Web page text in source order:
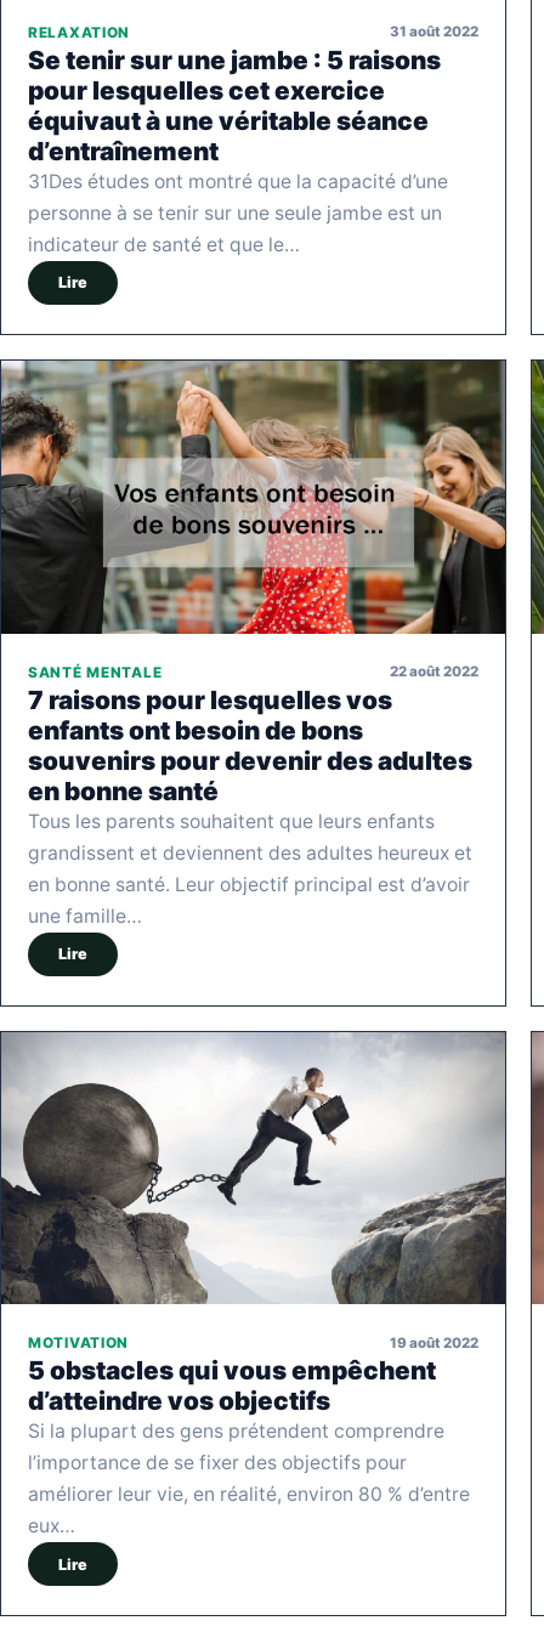
RELAXATION 31 août 2022
Se tenir sur une jambe : 5 raisons
pour lesquelles cet exercice
équivaut à une véritable séance
d’entraînement
31Des études ont montré que la capacité d’une
personne à se tenir sur une seule jambe est un
indicateur de santé et que le…
Lire
SANTÉ MENTALE 22 août 2022
7 raisons pour lesquelles vos
enfants ont besoin de bons
souvenirs pour devenir des adultes
en bonne santé
Tous les parents souhaitent que leurs enfants
grandissent et deviennent des adultes heureux et
en bonne santé. Leur objectif principal est d’avoir
une famille…
Lire
MOTIVATION 19 août 2022
5 obstacles qui vous empêchent
d’atteindre vos objectifs
Si la plupart des gens prétendent comprendre
l’importance de se fixer des objectifs pour
améliorer leur vie, en réalité, environ 80 % d’entre
eux…
Lire